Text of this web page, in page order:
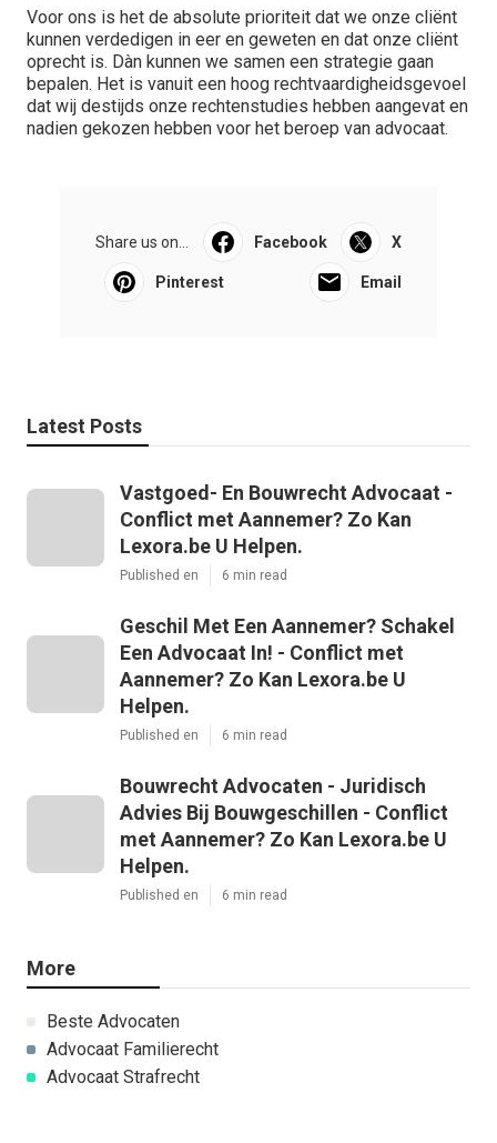
Voor ons is het de absolute prioriteit dat we onze cliënt
kunnen verdedigen in eer en geweten en dat onze cliënt
oprecht is. Dàn kunnen we samen een strategie gaan
bepalen. Het is vanuit een hoog rechtvaardigheidsgevoel
dat wij destijds onze rechtenstudies hebben aangevat en
nadien gekozen hebben voor het beroep van advocaat.
Share us on... Facebook X
Pinterest Email
Latest Posts
Vastgoed- En Bouwrecht Advocaat -
Conflict met Aannemer? Zo Kan
Lexora.be U Helpen.
Published en 6 min read
Geschil Met Een Aannemer? Schakel
Een Advocaat In! - Conflict met
Aannemer? Zo Kan Lexora.be U
Helpen.
Published en 6 min read
Bouwrecht Advocaten - Juridisch
Advies Bij Bouwgeschillen - Conflict
met Aannemer? Zo Kan Lexora.be U
Helpen.
Published en 6 min read
More
Beste Advocaten
Advocaat Familierecht
Advocaat Strafrecht